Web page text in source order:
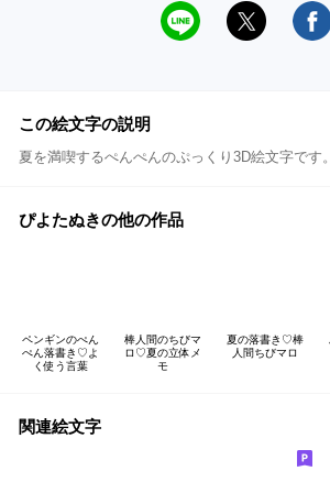
この絵文字の説明
夏を満喫するぺんぺんのぷっくり3D絵文字です。
ぴよたぬきの他の作品
ペンギンのぺん
ぺん落書き♡よ
く使う言葉
棒人間のちびマ
ロ♡夏の立体メ
モ
夏の落書き♡棒
人間ちびマロ
関連絵文字